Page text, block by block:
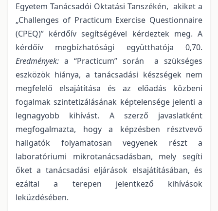
Egyetem Tanácsadói Oktatási Tanszékén, akiket a
„Challenges of Practicum Exercise Questionnaire
(CPEQ)” kérdőív segítségével kérdeztek meg. A
kérdőív megbízhatósági együtthatója 0,70.
Eredmények: a “Practicum” során a szükséges
eszközök hiánya, a tanácsadási készségek nem
megfelelő elsajátítása és az előadás közbeni
fogalmak szintetizálásának képtelensége jelenti a
legnagyobb kihívást. A szerző javaslatként
megfogalmazta, hogy a képzésben résztvevő
hallgatók folyamatosan vegyenek részt a
laboratóriumi mikrotanácsadásban, mely segíti
őket a tanácsadási eljárások elsajátításában, és
ezáltal a terepen jelentkező kihívások
leküzdésében.